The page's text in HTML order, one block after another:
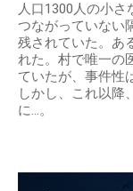
人口1300人の小
つながっていない
残されていた。あ
れた。村で唯一の
ていたが、事件性
しかし、これ以降
に…。